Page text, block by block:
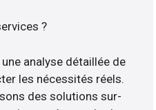
?
analyse détaillée de
les nécessités réels.
des solutions sur-